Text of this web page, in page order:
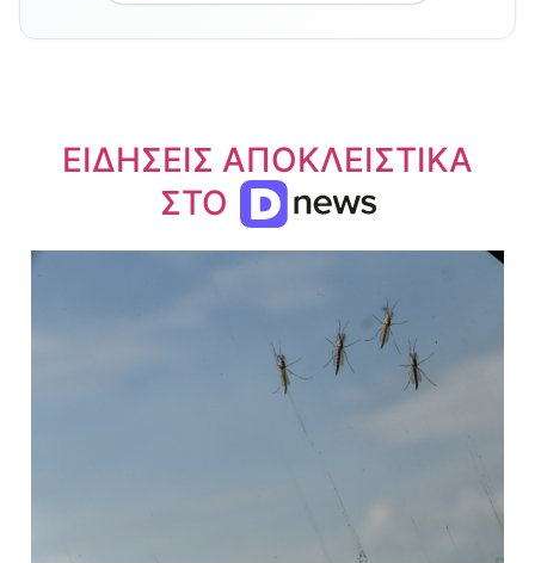
ΕΙΔΗΣΕΙΣ ΑΠΟΚΛΕΙΣΤΙΚΑ
ΣΤΟ